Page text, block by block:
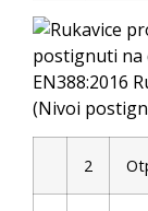
EN388:2016
(Nivoi
2